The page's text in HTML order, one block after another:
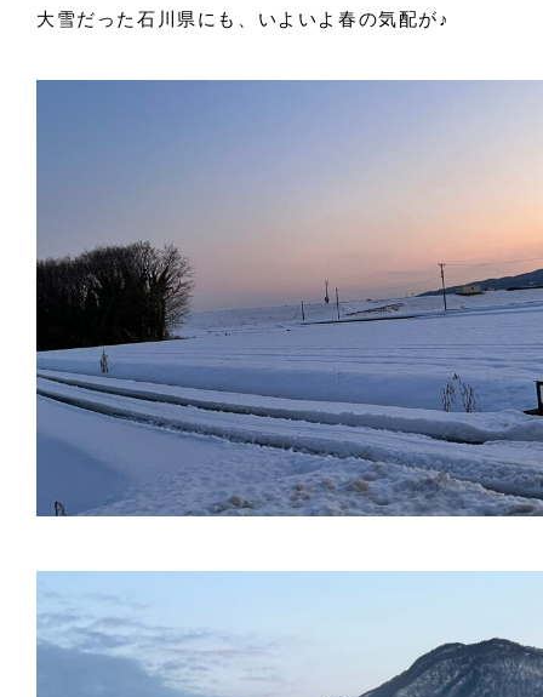
大雪だった石川県にも、いよいよ春の気配が♪